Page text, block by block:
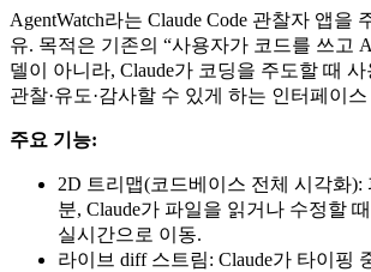
AgentWatch라는 Claude Code 관찰자 앱을
유. 목적은 기존의 “사용자가 코드를 쓰고
델이 아니라, Claude가 코딩을 주도할 때
관찰·유도·감사할 수 있게 하는 인터페이스
주요 기능:
2D 트리맵(코드베이스 전체 시각화):
분, Claude가 파일을 읽거나 수정할
실시간으로 이동.
라이브 diff 스트림: Claude가 타이핑